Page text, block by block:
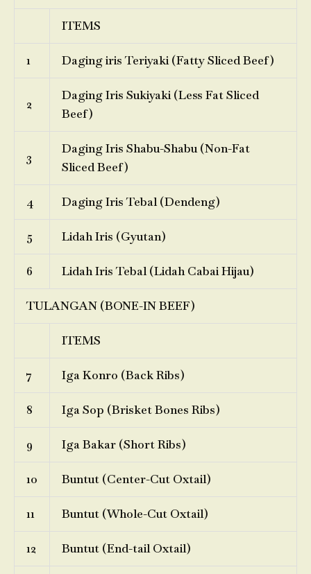
ITEMS
1 Daging iris Teriyaki (Fatty Sliced Beef)
2
Daging Iris Sukiyaki (Less Fat Sliced
Beef)
3
Daging Iris Shabu-Shabu (Non-Fat
Sliced Beef)
4 Daging Iris Tebal (Dendeng)
5 Lidah Iris (Gyutan)
6 Lidah Iris Tebal (Lidah Cabai Hijau)
TULANGAN (BONE-IN BEEF)
ITEMS
7 Iga Konro (Back Ribs)
8 Iga Sop (Brisket Bones Ribs)
9 Iga Bakar (Short Ribs)
10 Buntut (Center-Cut Oxtail)
11 Buntut (Whole-Cut Oxtail)
12 Buntut (End-tail Oxtail)